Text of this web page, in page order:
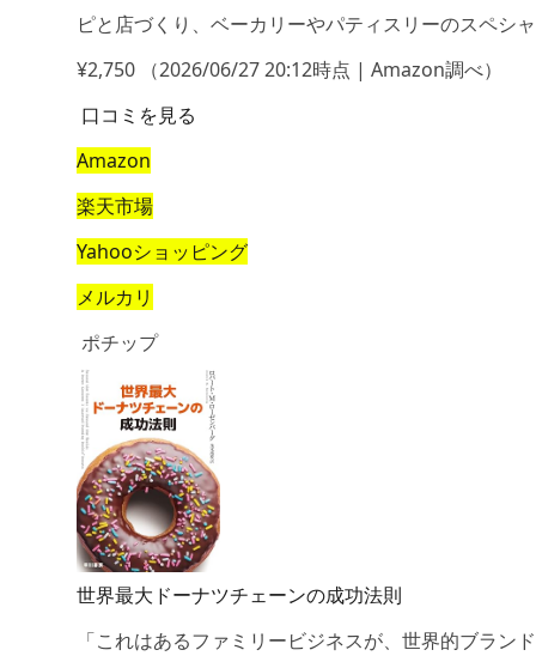
ピと店づくり、ベーカリーやパティスリーのスペシ
¥2,750
（2026/06/27 20:12時点 | Amazon調べ）
口コミを見る
Amazon
楽天市場
Yahooショッピング
メルカリ
ポチップ
世界最大ドーナツチェーンの成功法則
「これはあるファミリービジネスが、世界的ブラ